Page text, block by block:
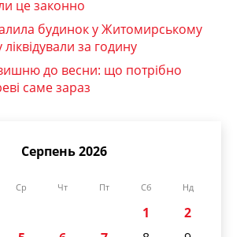
це законно
будинок у Житомирському
за годину
до весни: що потрібно
саме зараз
Серпень 2026
Ср Чт Пт Сб Нд
1
2